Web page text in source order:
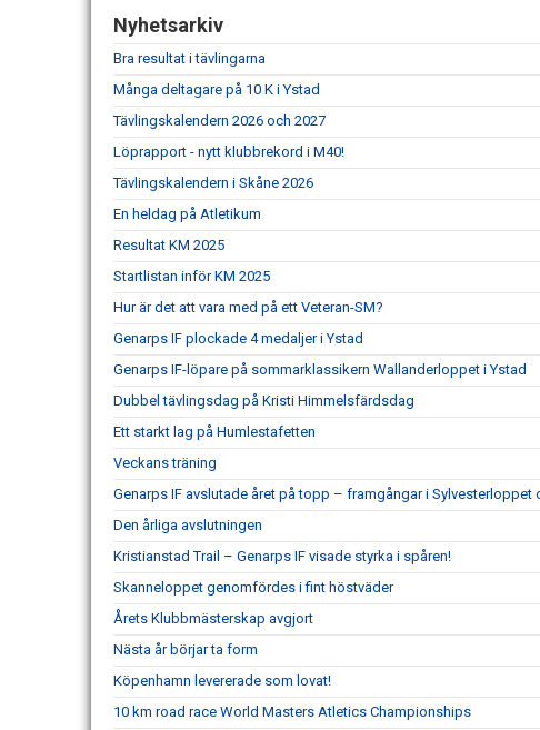
Nyhetsarkiv
Bra resultat i tävlingarna
Många deltagare på 10 K i Ystad
Tävlingskalendern 2026 och 2027
Löprapport - nytt klubbrekord i M40!
Tävlingskalendern i Skåne 2026
En heldag på Atletikum
Resultat KM 2025
Startlistan inför KM 2025
Hur är det att vara med på ett Veteran-SM?
Genarps IF plockade 4 medaljer i Ystad
Genarps IF-löpare på sommarklassikern Wallanderloppet i Ystad
Dubbel tävlingsdag på Kristi Himmelsfärdsdag
Ett starkt lag på Humlestafetten
Veckans träning
Genarps IF avslutade året på topp – framgångar i Sylvesterloppet
Den årliga avslutningen
Kristianstad Trail – Genarps IF visade styrka i spåren!
Skanneloppet genomfördes i fint höstväder
Årets Klubbmästerskap avgjort
Nästa år börjar ta form
Köpenhamn levererade som lovat!
10 km road race World Masters Atletics Championships